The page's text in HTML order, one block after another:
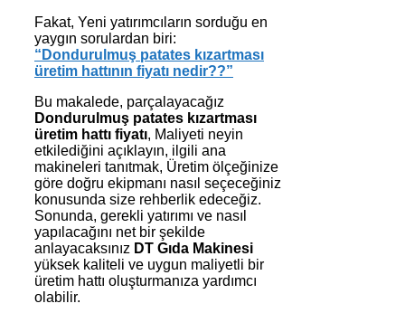
Fakat, Yeni yatırımcıların sorduğu en
yaygın sorulardan biri:
“Dondurulmuş patates kızartması
üretim hattının fiyatı nedir??”
Bu makalede, parçalayacağız
Dondurulmuş patates kızartması
üretim hattı fiyatı, Maliyeti neyin
etkilediğini açıklayın, ilgili ana
makineleri tanıtmak, Üretim ölçeğinize
göre doğru ekipmanı nasıl seçeceğiniz
konusunda size rehberlik edeceğiz.
Sonunda, gerekli yatırımı ve nasıl
yapılacağını net bir şekilde
anlayacaksınız DT Gıda Makinesi
yüksek kaliteli ve uygun maliyetli bir
üretim hattı oluşturmanıza yardımcı
olabilir.